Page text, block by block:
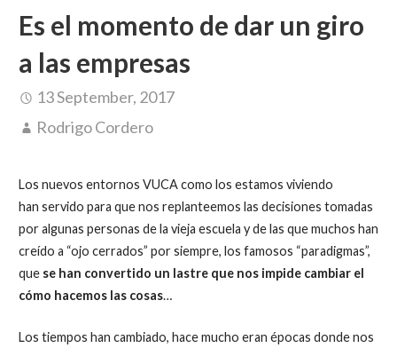
Es el momento de dar un giro
a las empresas
13 September, 2017
Rodrigo Cordero
Los nuevos entornos VUCA como los estamos viviendo
han servido para que nos replanteemos las decisiones tomadas
por algunas personas de la vieja escuela y de las que muchos han
creído a “ojo cerrados” por siempre, los famosos “paradigmas”,
que se han convertido un lastre que nos impide cambiar el
cómo hacemos las cosas…
Los tiempos han cambiado, hace mucho eran épocas donde nos